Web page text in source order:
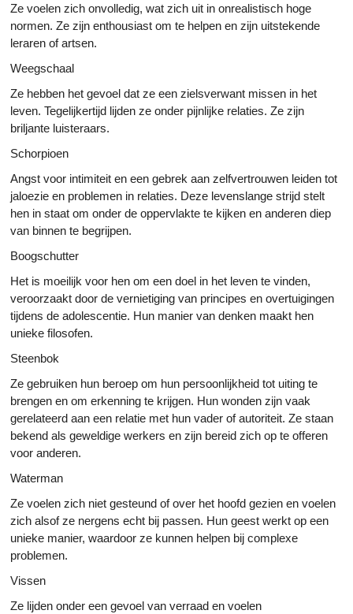
Ze voelen zich onvolledig, wat zich uit in onrealistisch hoge
normen. Ze zijn enthousiast om te helpen en zijn uitstekende
leraren of artsen.
Weegschaal
Ze hebben het gevoel dat ze een zielsverwant missen in het
leven. Tegelijkertijd lijden ze onder pijnlijke relaties. Ze zijn
briljante luisteraars.
Schorpioen
Angst voor intimiteit en een gebrek aan zelfvertrouwen leiden tot
jaloezie en problemen in relaties. Deze levenslange strijd stelt
hen in staat om onder de oppervlakte te kijken en anderen diep
van binnen te begrijpen.
Boogschutter
Het is moeilijk voor hen om een doel in het leven te vinden,
veroorzaakt door de vernietiging van principes en overtuigingen
tijdens de adolescentie. Hun manier van denken maakt hen
unieke filosofen.
Steenbok
Ze gebruiken hun beroep om hun persoonlijkheid tot uiting te
brengen en om erkenning te krijgen. Hun wonden zijn vaak
gerelateerd aan een relatie met hun vader of autoriteit. Ze staan ​​
bekend als geweldige werkers en zijn bereid zich op te offeren
voor anderen.
Waterman
Ze voelen zich niet gesteund of over het hoofd gezien en voelen
zich alsof ze nergens echt bij passen. Hun geest werkt op een
unieke manier, waardoor ze kunnen helpen bij complexe
problemen.
Vissen
Ze lijden onder een gevoel van verraad en voelen